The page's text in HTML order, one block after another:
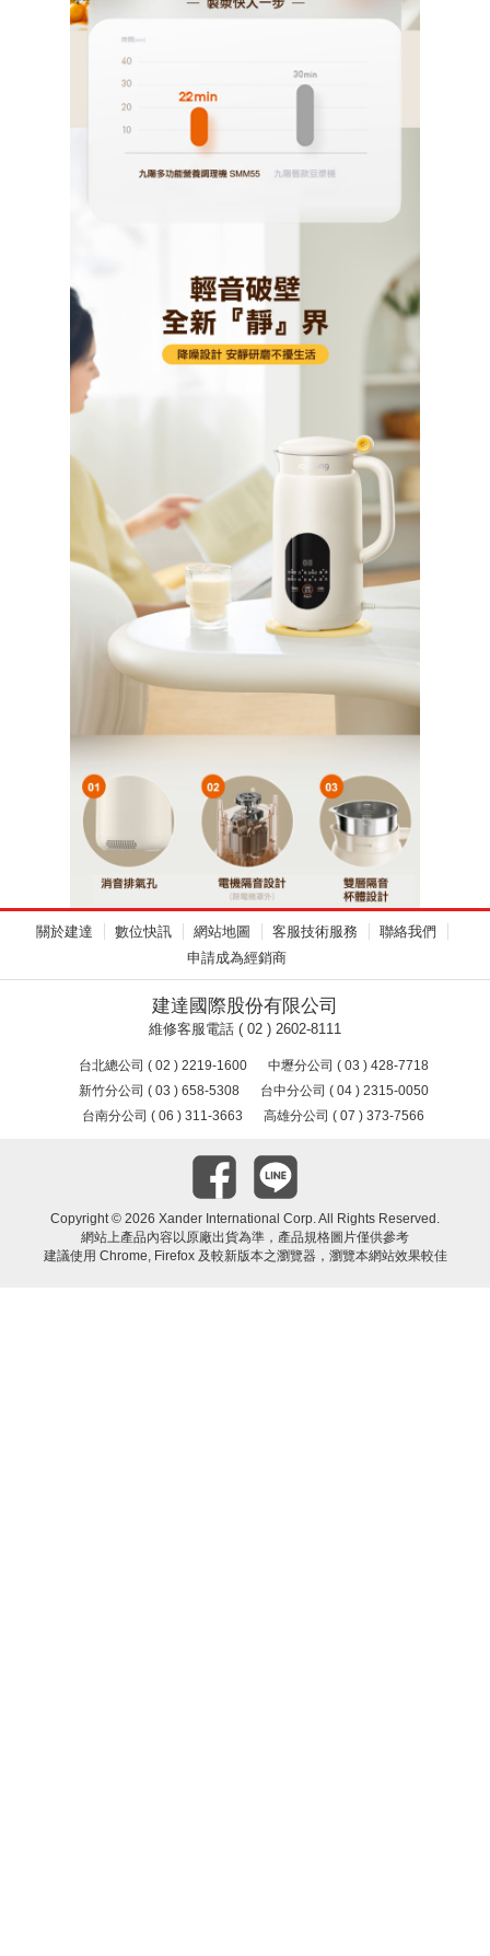
關於建達 數位快訊 網站地圖 客服技術服務
聯絡我們
申請成為經銷商
建達國際股份有限公司
維修客服電話 ( 02 ) 2602-8111
台北總公司 ( 02 ) 2219-1600
中壢分公司 ( 03 ) 428-7718
新竹分公司 ( 03 ) 658-5308
台中分公司 ( 04 ) 2315-0050
台南分公司 ( 06 ) 311-3663
高雄分公司 ( 07 ) 373-7566
Copyright © 2026 Xander International Corp. All Rights Reserved.
網站上產品內容以原廠出貨為準，產品規格圖片僅供參考
建議使用 Chrome, Firefox 及較新版本之瀏覽器，瀏覽本網站效果較佳